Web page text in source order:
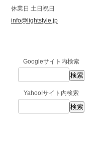
休業日 土日祝日
info@lightstyle.jp
Googleサイト内検索
Yahoo!サイト内検索